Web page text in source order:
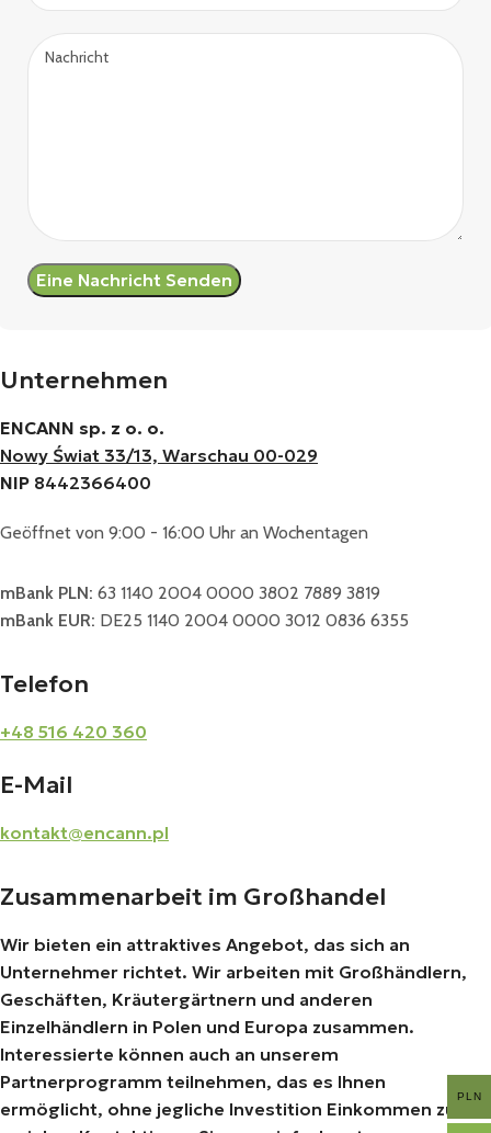
Unternehmen
ENCANN sp. z o. o.
Nowy Świat 33/13, Warschau 00-029
NIP 8442366400
Geöffnet von 9:00 - 16:00 Uhr an Wochentagen
mBank PLN: 63 1140 2004 0000 3802 7889 3819
mBank EUR: DE25 1140 2004 0000 3012 0836 6355
Telefon
+48 516 420 360
E-Mail
kontakt@encann.pl
Zusammenarbeit im Großhandel
Wir bieten ein attraktives Angebot, das sich an
Unternehmer richtet. Wir arbeiten mit Großhändlern,
Geschäften, Kräutergärtnern und anderen
Einzelhändlern in Polen und Europa zusammen.
Interessierte können auch an unserem
Partnerprogramm teilnehmen, das es Ihnen
ermöglicht, ohne jegliche Investition Einkommen zu
PLN